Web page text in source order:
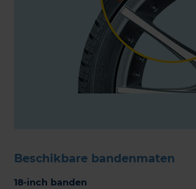
Beschikbare bandenmaten
18-inch banden